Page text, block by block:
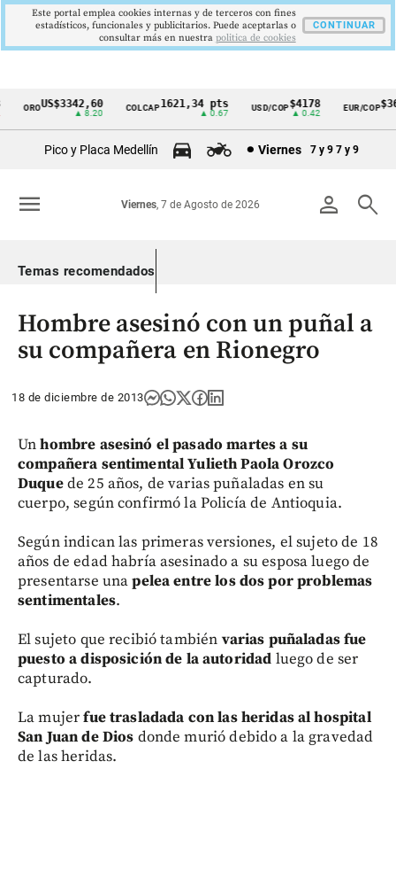
Cintillo
Colombia
OROUS$3342,60
▲ 8.20
COLCAP1621,34 pts
▲ 0.67
USD/COP$4178
▲ 0.42
EUR/COP
Pico y Placa Medellín Viernes 7 y 9 7 y 9
person search
Viernes, 7 de Agosto de 2026
menu
Temas recomendados
Hombre asesinó con un puñal a
su compañera en Rionegro
18 de diciembre de 2013
Unhombre asesinó el pasado martes a su
compañera sentimental Yulieth Paola Orozco
Duquede 25 años, de varias puñaladas en su
cuerpo, según confirmó la Policía de Antioquia.
Según indican las primeras versiones, el sujeto de 18
años de edad habría asesinado a su esposa luego de
presentarse unapelea entre los dos por problemas
sentimentales.
El sujeto que recibió también varias puñaladas fue
puesto a disposición de la autoridad luego de ser
capturado.
La mujerfue trasladada con las heridas al hospital
San Juan de Dios donde murió debido a la gravedad
de las heridas.
Este portal emplea cookies internas y de terceros con fines
estadísticos, funcionales y publicitarios. Puede aceptarlas o
consultar más en nuestra politica de cookies
CONTINUAR